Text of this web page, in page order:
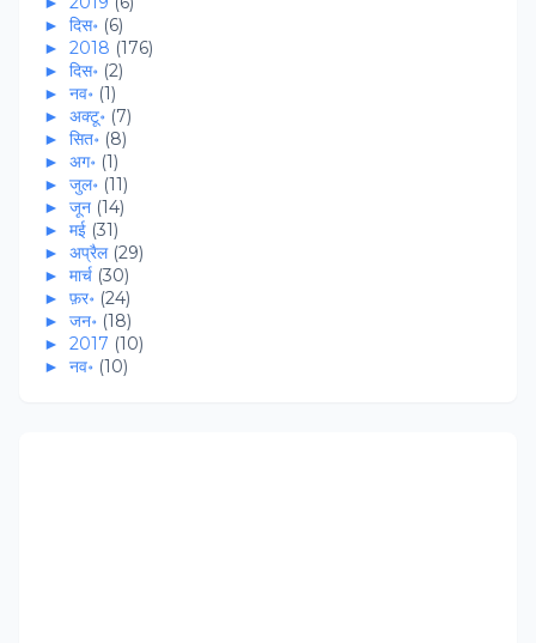
► दिस॰ (6)
► 2018 (176)
► दिस॰ (2)
► नव॰ (1)
► अक्टू॰ (7)
► सित॰ (8)
► अग॰ (1)
► जुल॰ (11)
► जून (14)
► मई (31)
► अप्रैल (29)
► मार्च (30)
► फ़र॰ (24)
► जन॰ (18)
► 2017 (10)
► नव॰ (10)